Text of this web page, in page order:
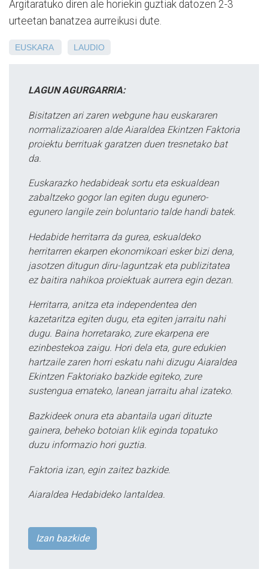
Argitaratuko diren ale horiekin guztiak datozen 2-3
urteetan banatzea aurreikusi dute.
EUSKARA LAUDIO
LAGUN AGURGARRIA:
Bisitatzen ari zaren webgune hau euskararen
normalizazioaren alde Aiaraldea Ekintzen Faktoria
proiektu berrituak garatzen duen tresnetako bat
da.
Euskarazko hedabideak sortu eta eskualdean
zabaltzeko gogor lan egiten dugu egunero-
egunero langile zein boluntario talde handi batek.
Hedabide herritarra da gurea, eskualdeko
herritarren ekarpen ekonomikoari esker bizi dena,
jasotzen ditugun diru-laguntzak eta publizitatea
ez baitira nahikoa proiektuak aurrera egin dezan.
Herritarra, anitza eta independentea den
kazetaritza egiten dugu, eta egiten jarraitu nahi
dugu. Baina horretarako, zure ekarpena ere
ezinbestekoa zaigu. Hori dela eta, gure edukien
hartzaile zaren horri eskatu nahi dizugu Aiaraldea
Ekintzen Faktoriako bazkide egiteko, zure
sustengua emateko, lanean jarraitu ahal izateko.
Bazkideek onura eta abantaila ugari dituzte
gainera, beheko botoian klik eginda topatuko
duzu informazio hori guztia.
Faktoria izan, egin zaitez bazkide.
Aiaraldea Hedabideko lantaldea.
Izan bazkide